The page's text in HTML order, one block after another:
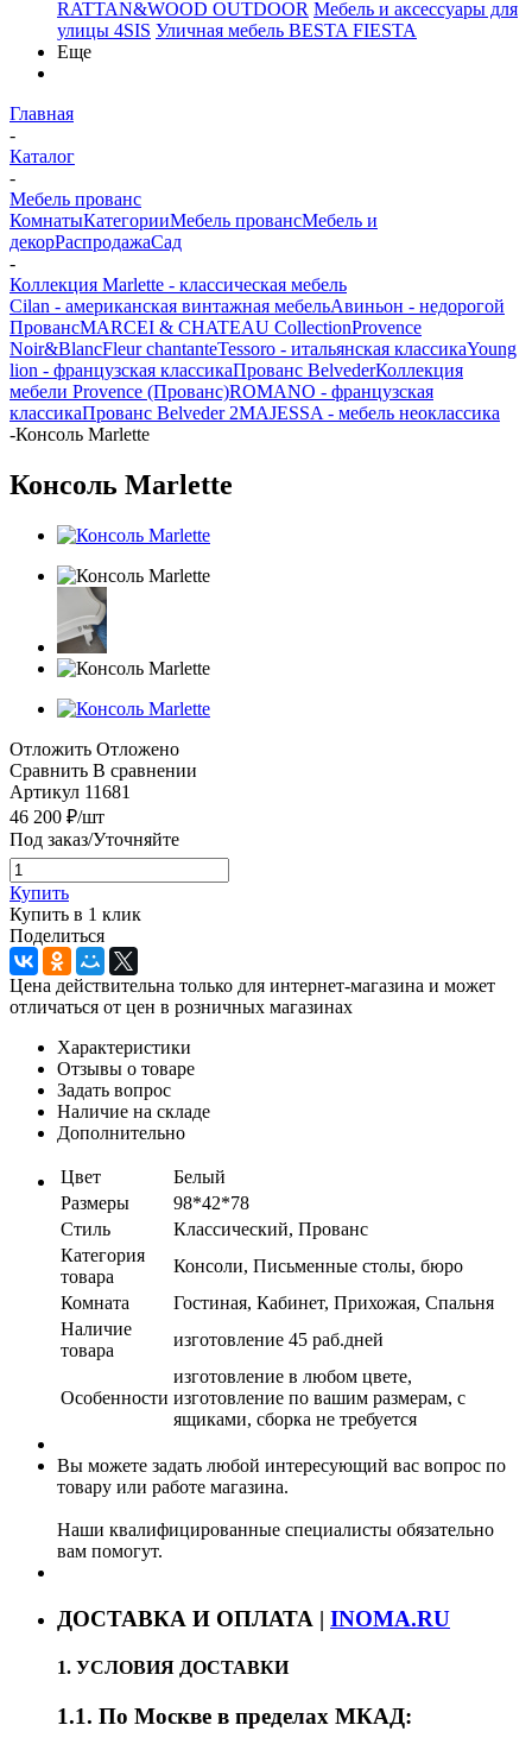
RATTAN&WOOD OUTDOOR Мебель и аксессуары для
улицы 4SIS Уличная мебель BESTA FIESTA
Еще
Главная
-
Каталог
-
Мебель прованс
КомнатыКатегорииМебель провансМебель и
декорРаспродажаСад
-
Коллекция Marlette - классическая мебель
Cilan - американская винтажная мебельАвиньон - недорогой
ПровансMARCEI & CHATEAU CollectionProvence
Noir&BlancFleur chantanteTessoro - итальянская классикаYoung
lion - французская классикаПрованс BelvederКоллекция
мебели Provence (Прованс)ROMANO - французская
классикаПрованс Belveder 2MAJESSA - мебель неоклассика
-Консоль Marlette
Консоль Marlette
Отложить Отложено
Сравнить В сравнении
Артикул 11681
46 200 ₽/шт
Под заказ/Уточняйте
Купить
Купить в 1 клик
Поделиться
Цена действительна только для интернет-магазина и может
отличаться от цен в розничных магазинах
Характеристики
Отзывы о товаре
Задать вопрос
Наличие на складе
Дополнительно
Цвет
Белый
Размеры
98*42*78
Стиль
Классический, Прованс
Категория
товара
Консоли, Письменные столы, бюро
Комната
Гостиная, Кабинет, Прихожая, Спальня
Наличие
товара
изготовление 45 раб.дней
Особенности
изготовление в любом цвете,
изготовление по вашим размерам, с
ящиками, сборка не требуется
Вы можете задать любой интересующий вас вопрос по
товару или работе магазина.
Наши квалифицированные специалисты обязательно
вам помогут.
ДОСТАВКА И ОПЛАТА | INOMA.RU
1. УСЛОВИЯ ДОСТАВКИ
1.1. По Москве в пределах МКАД: